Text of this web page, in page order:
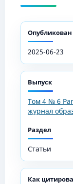
Опубликован
2025-06-23
Выпуск
Том 4 № 6
журнал
Раздел
Статьи
Как